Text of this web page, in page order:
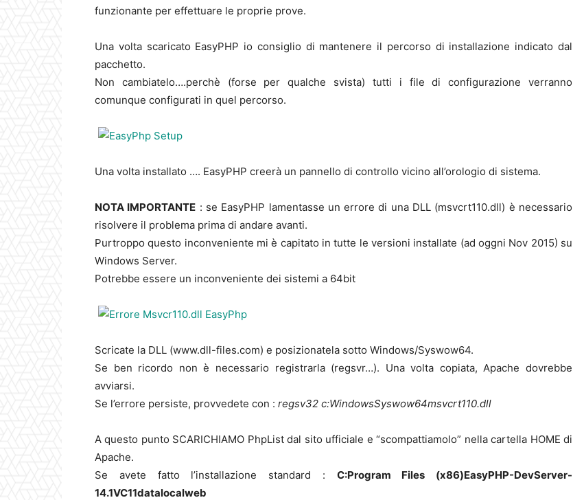
funzionante per effettuare le proprie prove.
Una volta scaricato EasyPHP io consiglio di mantenere il percorso di installazione indicato dal
pacchetto.
Non cambiatelo….perchè (forse per qualche svista) tutti i file di configurazione verranno
comunque configurati in quel percorso.
Una volta installato …. EasyPHP creerà un pannello di controllo vicino all’orologio di sistema.
NOTA IMPORTANTE : se EasyPHP lamentasse un errore di una DLL (msvcrt110.dll) è necessario
risolvere il problema prima di andare avanti.
Purtroppo questo inconveniente mi è capitato in tutte le versioni installate (ad oggni Nov 2015) su
Windows Server.
Potrebbe essere un inconveniente dei sistemi a 64bit
Scricate la DLL (www.dll-files.com) e posizionatela sotto Windows/Syswow64.
Se ben ricordo non è necessario registrarla (regsvr…). Una volta copiata, Apache dovrebbe
avviarsi.
Se l’errore persiste, provvedete con : regsv32 c:WindowsSyswow64msvcrt110.dll
A questo punto SCARICHIAMO PhpList dal sito ufficiale e “scompattiamolo” nella cartella HOME di
Apache.
Se avete fatto l’installazione standard : C:Program Files (x86)EasyPHP-DevServer-
14.1VC11datalocalweb